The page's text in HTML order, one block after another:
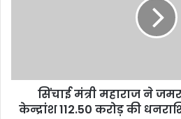
सिंचाई मंत्री महाराज ने
केन्द्रांश 112.50 करोड़ की